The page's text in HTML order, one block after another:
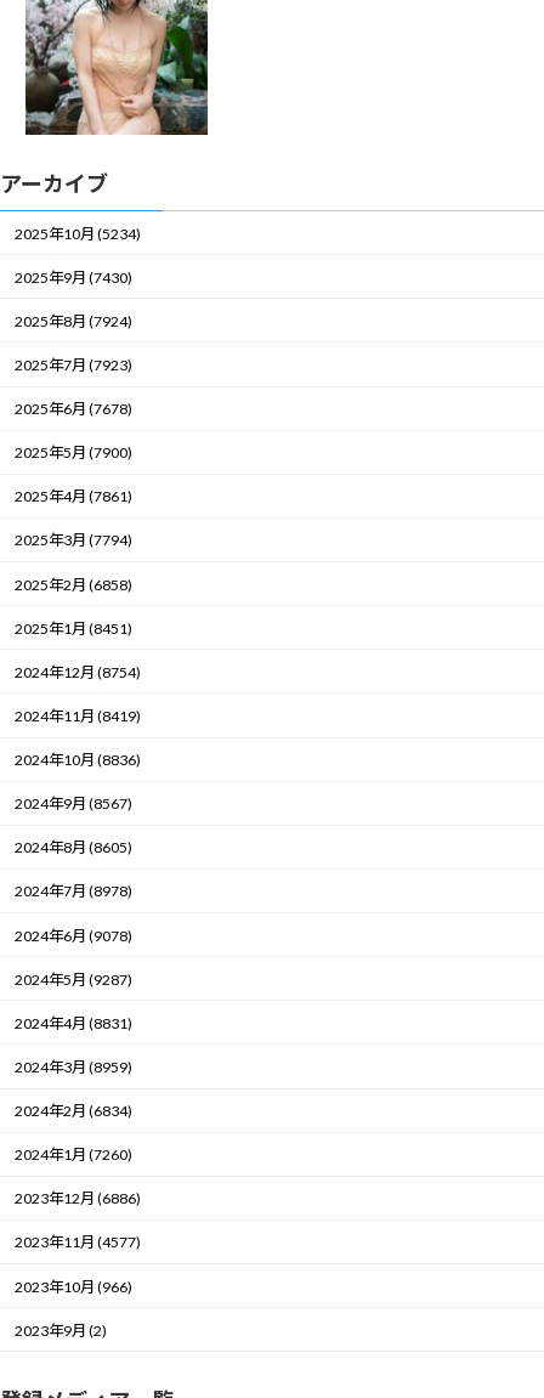
アーカイブ
2025年10月 (5234)
2025年9月 (7430)
2025年8月 (7924)
2025年7月 (7923)
2025年6月 (7678)
2025年5月 (7900)
2025年4月 (7861)
2025年3月 (7794)
2025年2月 (6858)
2025年1月 (8451)
2024年12月 (8754)
2024年11月 (8419)
2024年10月 (8836)
2024年9月 (8567)
2024年8月 (8605)
2024年7月 (8978)
2024年6月 (9078)
2024年5月 (9287)
2024年4月 (8831)
2024年3月 (8959)
2024年2月 (6834)
2024年1月 (7260)
2023年12月 (6886)
2023年11月 (4577)
2023年10月 (966)
2023年9月 (2)